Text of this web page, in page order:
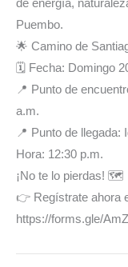
de energía,
Puembo.
🌟 Camino de
🗓 Fecha: Domingo
📍 Punto de
a.m.
📍 Punto de llegada:
Hora: 12:30 p.m.
¡No te lo pierdas! 🗺️
👉 Regístrate ahora
https://forms.gle/